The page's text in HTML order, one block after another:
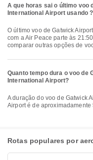
A que horas sai o último voo
International Airport usando ?
O último voo de Gatwick Airport para Nnamdi Azikiwe International Airport
com a Air Peace parte às
comparar outras opções de
Quanto tempo dura o voo de
International Airport?
A duração do voo de Gatwick Airport para Nnamdi Azikiwe International
Airport é de aproximadamente
Rotas populares por